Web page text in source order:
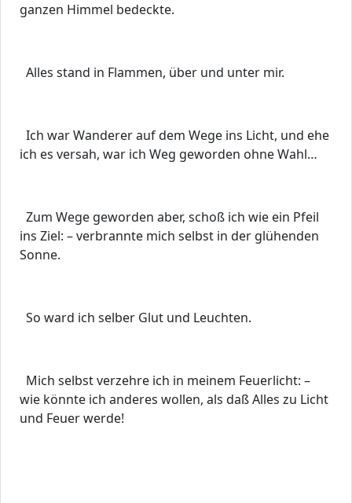
ganzen Himmel bedeckte.
Alles stand in Flammen, über und unter mir.
Ich war Wanderer auf dem Wege ins Licht, und ehe
ich es versah, war ich Weg geworden ohne Wahl…
Zum Wege geworden aber, schoß ich wie ein Pfeil
ins Ziel: – verbrannte mich selbst in der glühenden
Sonne.
So ward ich selber Glut und Leuchten.
Mich selbst verzehre ich in meinem Feuerlicht: –
wie könnte ich anderes wollen, als daß Alles zu Licht
und Feuer werde!